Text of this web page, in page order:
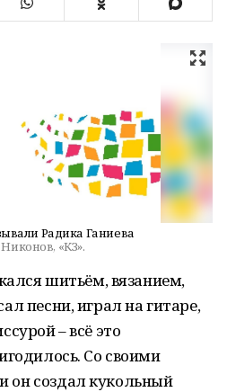
Радика Ганиева
«КЗ».
шитьём, вязанием,
песни, играл на гитаре,
– всё это
Со своими
создал кукольный